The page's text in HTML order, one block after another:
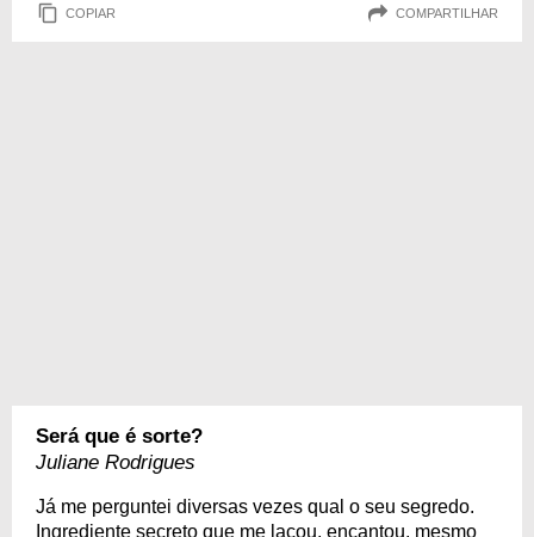
COPIAR COMPARTILHAR
Será que é sorte?
Juliane Rodrigues
Já me perguntei diversas vezes qual o seu segredo.
Ingrediente secreto que me laçou, encantou, mesmo